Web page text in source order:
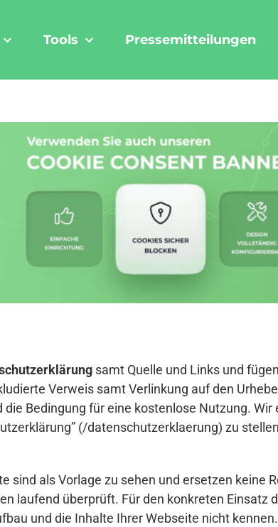
Tools Pressemitteilungen
samt Quelle und Links und
Verweis samt Verlinkung auf den
Bedingung für eine kostenlose Nutzung.
(/datenschutzerklaerung) zu
sind als Vorlage zu sehen und ersetzen keine
laufend überprüft. Für den konkreten Einsatz
und die Inhalte Ihrer Webseite nicht